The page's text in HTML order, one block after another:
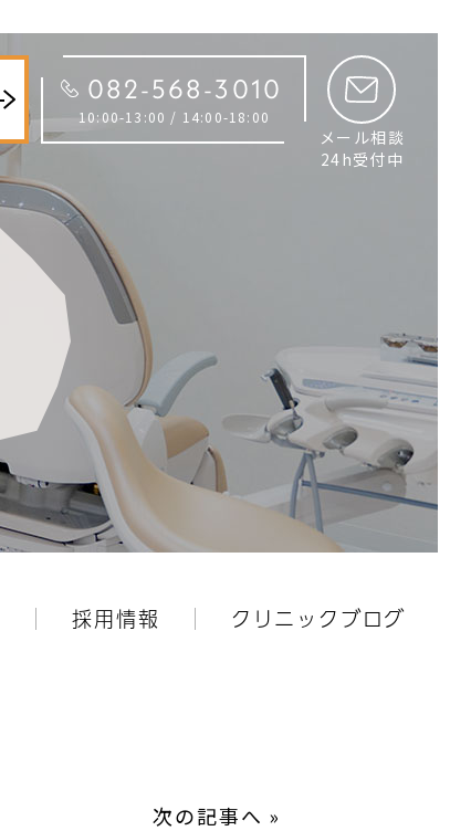
082-568-3010
10:00-13:00 / 14:00-18:00
メール相談
24h受付中
採用情報 クリニックブログ
次の記事へ »